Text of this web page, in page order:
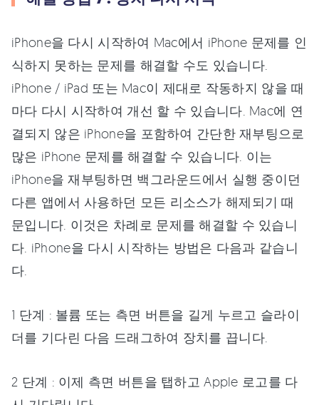
iPhone을 다시 시작하여 Mac에서 iPhone 문제를 인
식하지 못하는 문제를 해결할 수도 있습니다.
iPhone / iPad 또는 Mac이 제대로 작동하지 않을 때
마다 다시 시작하여 개선 할 수 있습니다. Mac에 연
결되지 않은 iPhone을 포함하여 간단한 재부팅으로
많은 iPhone 문제를 해결할 수 있습니다. 이는
iPhone을 재부팅하면 백그라운드에서 실행 중이던
다른 앱에서 사용하던 모든 리소스가 해제되기 때
문입니다. 이것은 차례로 문제를 해결할 수 있습니
다. iPhone을 다시 시작하는 방법은 다음과 같습니
다.
1 단계 : 볼륨 또는 측면 버튼을 길게 누르고 슬라이
더를 기다린 다음 드래그하여 장치를 끕니다.
2 단계 : 이제 측면 버튼을 탭하고 Apple 로고를 다